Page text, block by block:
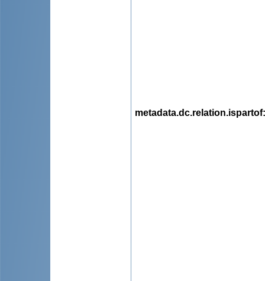
metadata.dc.relation.ispartof